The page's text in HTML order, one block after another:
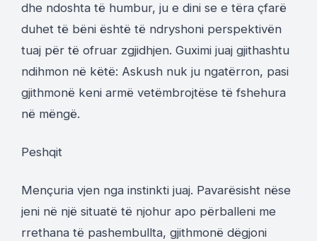
dhe ndoshta të humbur, ju e dini se e tëra çfarë
duhet të bëni është të ndryshoni perspektivën
tuaj për të ofruar zgjidhjen. Guximi juaj gjithashtu
ndihmon në këtë: Askush nuk ju ngatërron, pasi
gjithmonë keni armë vetëmbrojtëse të fshehura
në mëngë.
Peshqit
Mençuria vjen nga instinkti juaj. Pavarësisht nëse
jeni në një situatë të njohur apo përballeni me
rrethana të pashembullta, gjithmonë dëgjoni